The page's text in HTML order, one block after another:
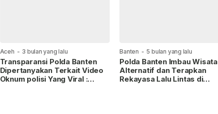
Aceh - 3 bulan yang lalu
Transparansi Polda Banten
Dipertanyakan Terkait Video
Oknum polisi Yang Viral :
Banten - 5 bulan yang lalu
Polda Banten Imbau Wisata
Alternatif dan Terapkan
Rekayasa Lalu Lintas di